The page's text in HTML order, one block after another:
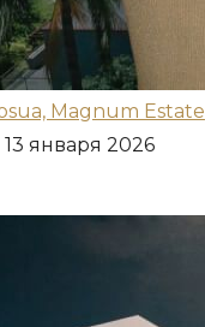
Magnum Estate
13 января 2026